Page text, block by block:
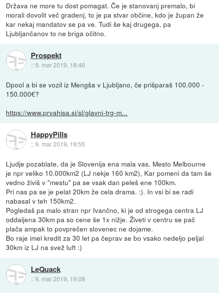
Država ne more tu dost pomagat. Če je stanovanj premalo, bi
morali dovolit več gradenj, to je pa stvar občine, kdo je župan že
kar nekaj mandatov se pa ve. Tudi še kaj drugega, pa
Ljubljančanov to ne briga očitno.
Prospekt
::9. mar 2019, 18:46
Dpool a bi se vozil iz Mengša v Ljubljano, če prišparaš 100.000 -
150.000€?
https://www.prvahisa.si/sl/glavni-trg-m...
HappyPills
::9. mar 2019, 18:55
Ljudje pozablate, da je Slovenija ena mala vas. Mesto Melbourne
je npr veliko 10.000km2 (LJ nekje 160 km2), Kar pomeni da tam še
vedno živiš v "mestu" pa se vsak dan peleš ene 100km.
Pri nas pa se je pelat 20km že cela drama. :). In vsi bi se radi
nabasal v teh 150km2.
Pogledaš pa malo stran npr Ivančno, ki je od strogega centra LJ
oddaljena 30km pa so cene še 1x nižje. Živeti v centru se pač
plača ampak to povprečen slovenec ne dojame.
Bo raje imel kredit za 30 let pa čeprav se bo vsako nedeljo peljal
30km iz LJ na svež luft :)
LeQuack
::9. mar 2019, 19:08